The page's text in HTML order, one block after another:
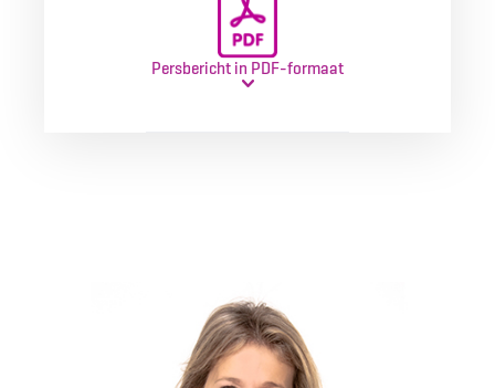
Persbericht in PDF-formaat